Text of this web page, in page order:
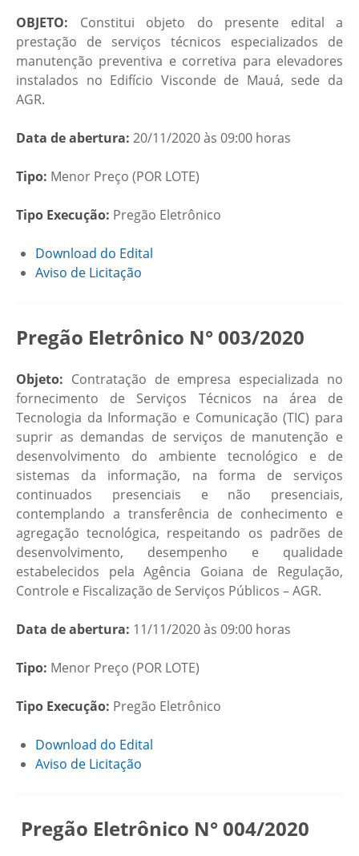
OBJETO: Constitui objeto do presente edital a
prestação de serviços técnicos especializados de
manutenção preventiva e corretiva para elevadores
instalados no Edifício Visconde de Mauá, sede da
AGR.
Data de abertura: 20/11/2020 às 09:00 horas
Tipo: Menor Preço (POR LOTE)
Tipo Execução: Pregão Eletrônico
Download do Edital
Aviso de Licitação
Pregão Eletrônico N° 003/2020
Objeto: Contratação de empresa especializada no
fornecimento de Serviços Técnicos na área de
Tecnologia da Informação e Comunicação (TIC) para
suprir as demandas de serviços de manutenção e
desenvolvimento do ambiente tecnológico e de
sistemas da informação, na forma de serviços
continuados presenciais e não presenciais,
contemplando a transferência de conhecimento e
agregação tecnológica, respeitando os padrões de
desenvolvimento, desempenho e qualidade
estabelecidos pela Agência Goiana de Regulação,
Controle e Fiscalização de Serviços Públicos – AGR.
Data de abertura: 11/11/2020 às 09:00 horas
Tipo: Menor Preço (POR LOTE)
Tipo Execução: Pregão Eletrônico
Download do Edital
Aviso de Licitação
Pregão Eletrônico N° 004/2020